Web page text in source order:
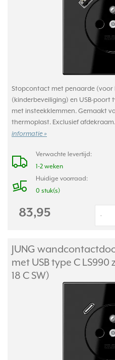
Stopcontact met penaarde (voor
(kinderbeveiliging) en USB-poort
met insteekklemmen. Gemaakt
thermoplast. Exclusief
informatie »
Verwachte levertijd:
1-2 weken
Huidige voorraad:
0 stuk(s)
83,95 -
JUNG
met USB type C LS990
18 C SW)